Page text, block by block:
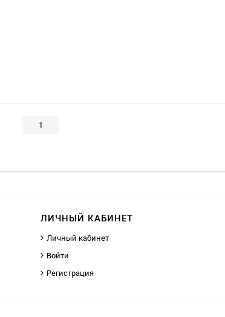
1
ЛИЧНЫЙ КАБИНЕТ
Личный кабинет
Войти
Регистрация